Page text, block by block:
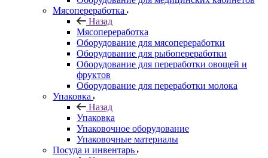
Мясопереработка
Назад
Мясопереработка
Оборудование для мясопереработки
Оборудование для рыбопереработки
Оборудование для переработки овощей и
фруктов
Оборудование для переработки молока
Упаковка
Назад
Упаковка
Упаковочное оборудование
Упаковочные материалы
Посуда и инвентарь